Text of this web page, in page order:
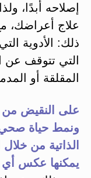
إصلاحه أبدًا،
علاج أعراضك،
ذلك: الأدوية
التي تتوقف عن
المقلقة أو
على النقيض من
ونمط حياة
الذاتية من
يمكنها عكس أي